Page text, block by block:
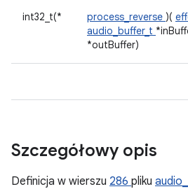
int32_t(* process_reverse )(
audio_buffer_t
*outBuffer)
Szczegółowy opis
Definicja w wierszu 286 pliku